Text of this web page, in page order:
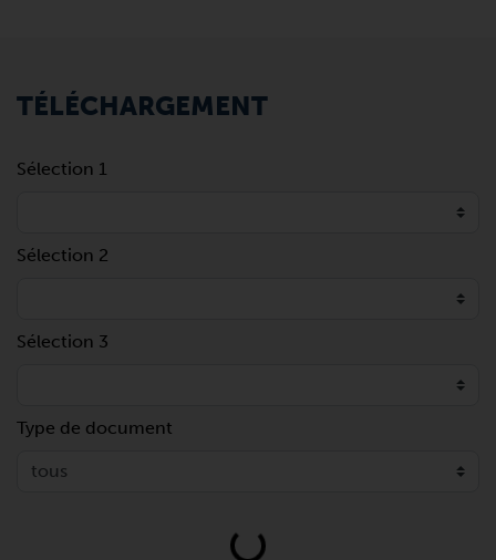
TÉLÉCHARGEMENT
Sélection 1
Sélection 2
Sélection 3
Type de document
Loading...